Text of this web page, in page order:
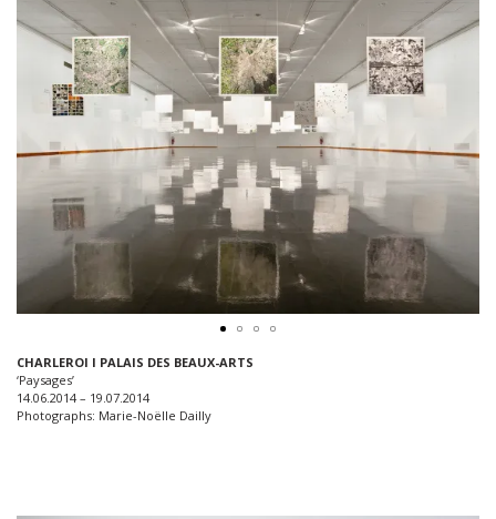
CHARLEROI I PALAIS DES BEAUX-ARTS
‘Paysages’
14.06.2014 – 19.07.2014
Photographs: Marie-Noëlle Dailly